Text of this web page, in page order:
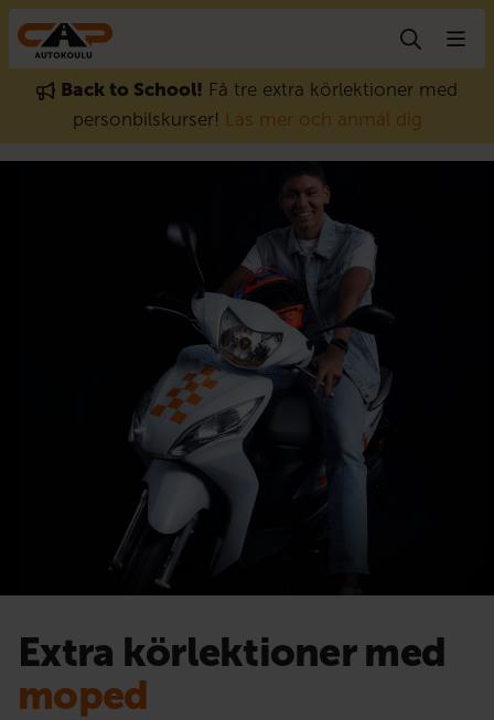
Gå till innehåll
Back to School! Få tre extra körlektioner med
personbilskurser! Läs mer och anmäl dig
Extra körlektioner med
moped